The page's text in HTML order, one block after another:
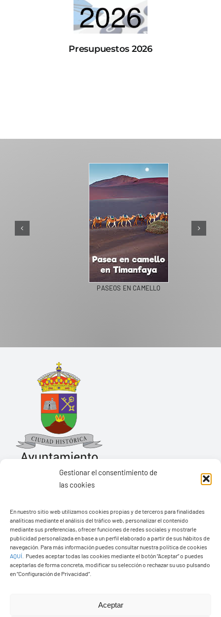
Gestionar el consentimiento de
las cookies
En nuestro sitio web utilizamos cookies propias y de terceros para finalidades
analíticas mediante el análisis del tráfico web, personalizar el contenido
mediante sus preferencias, ofrecer funciones de redes sociales y mostrarle
publicidad personalizada en base a un perfil elaborado a partir de sus hábitos de
navegación. Para más información puedes consultar nuestra política de cookies
AQUÍ
Puedes aceptar todas las cookies mediante el botón “Aceptar” o puedes
aceptarlas de forma concreta, modificar su selección o rechazar su uso pulsando
en “Configuración de Privacidad”.
Aceptar
Presupuestos 2026
PASEOS EN CAMELLO
Pza. de Los Remedios, 1
35570 – Yaiza
Tel:928 83 62 20
© Copyright2026 Ayuntamiento de Yaiza - Todos los